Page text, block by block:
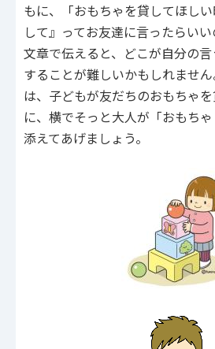
もに、「おもちゃを貸してほし
して』ってお友達に言ったらい
文章で伝えると、どこが自分の
することが難しいかもしれませ
は、子どもが友だちのおもちゃ
に、横でそっと大人が「おもち
添えてあげましょう。